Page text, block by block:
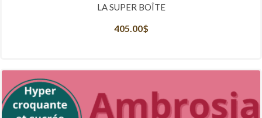
LA SUPER BOÎTE
405.00$